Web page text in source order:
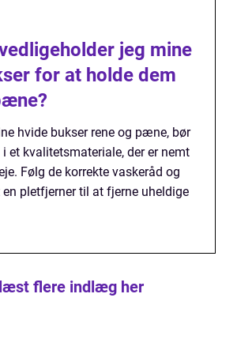
jeg mine
for at holde dem
hvide bukser rene og pæne, bør
et kvalitetsmateriale, der er nemt
Følg de korrekte vaskeråd og
en pletfjerner til at fjerne uheldige
flere indlæg her